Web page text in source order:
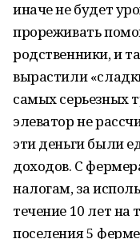
иначе не будет
прореживать
родственники, и
вырастили
самых серьезных
элеватор не
эти деньги были
доходов. С
налогам, за
течение 10 лет на
поселения 5